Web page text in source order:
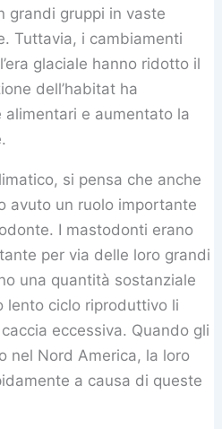
grandi gruppi in vaste
Tuttavia, i cambiamenti
glaciale hanno ridotto il
dell’habitat ha
alimentari e aumentato la
si pensa che anche
avuto un ruolo importante
I mastodonti erano
per via delle loro grandi
una quantità sostanziale
lento ciclo riproduttivo li
eccessiva. Quando gli
nel Nord America, la loro
a causa di queste